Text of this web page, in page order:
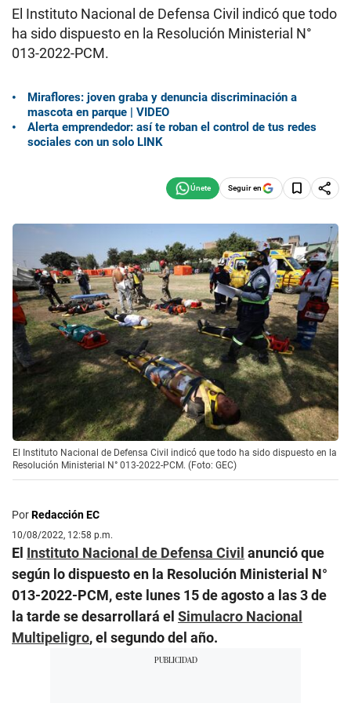
El Instituto Nacional de Defensa Civil indicó que todo
ha sido dispuesto en la Resolución Ministerial N°
013-2022-PCM.
Miraflores: joven graba y denuncia discriminación a
mascota en parque | VIDEO
Alerta emprendedor: así te roban el control de tus redes
sociales con un solo LINK
Seguir en
El Instituto Nacional de Defensa Civil indicó que todo ha sido dispuesto en la
Resolución Ministerial N° 013-2022-PCM. (Foto: GEC)
PorRedacción EC
10/08/2022, 12:58 p.m.
El Instituto Nacional de Defensa Civil anunció que
según lo dispuesto en la Resolución Ministerial N°
013-2022-PCM, este lunes 15 de agosto a las 3 de
la tarde se desarrollará el Simulacro Nacional
Multipeligro, el segundo del año.